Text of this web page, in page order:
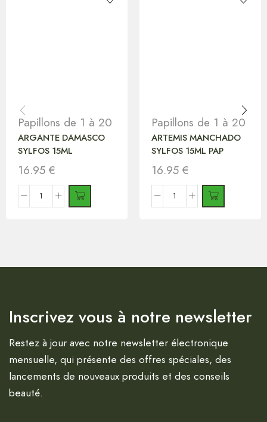
Papillons de 1 à 20
ARGANTE DAMASCO
SYLFOS 15ML
16.95 €
Papillons de 1 à 20
ARTEMIS MANCHADO
SYLFOS 15ML PAP
16.95 €
Inscrivez vous à notre newsletter
Restez à jour avec notre newsletter électronique
mensuelle, qui présente des offres spéciales, des
lancements de nouveaux produits et des conseils
beauté.